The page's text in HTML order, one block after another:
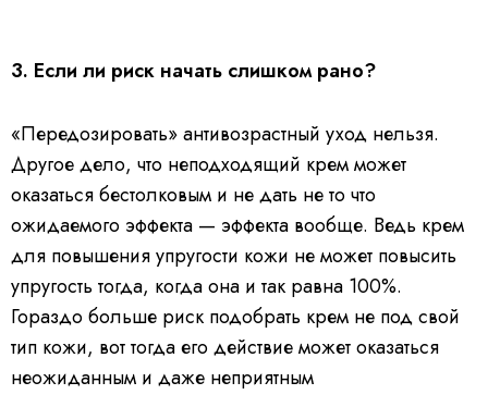
3. Если ли риск начать слишком рано?
«Передозировать» антивозрастный уход нельзя.
Другое дело, что неподходящий крем может
оказаться бестолковым и не дать не то что
ожидаемого эффекта — эффекта вообще. Ведь крем
для повышения упругости кожи не может повысить
упругость тогда, когда она и так равна 100%.
Гораздо больше риск подобрать крем не под свой
тип кожи, вот тогда его действие может оказаться
неожиданным и даже неприятным